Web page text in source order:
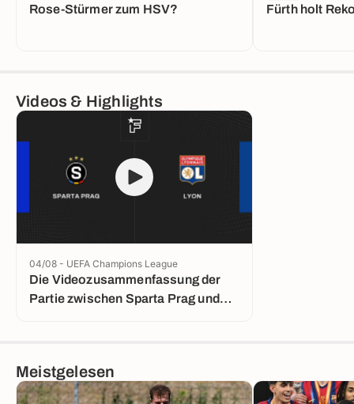
Rose-Stürmer zum HSV? Fürth holt
Videos & Highlights
Die Videozusammenfassung der
Partie zwischen Sparta Prag und
04/08 - UEFA Champions League
Meistgelesen